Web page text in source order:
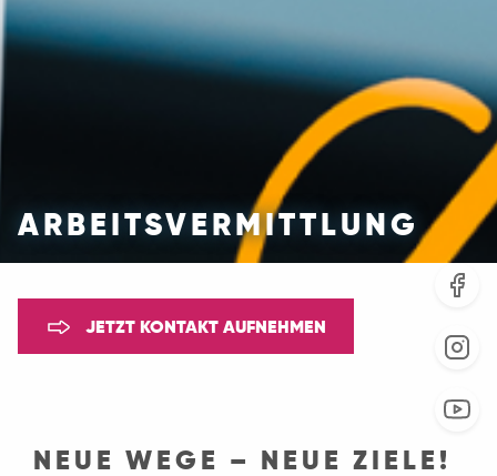
ARBEITSVERMITTLUNG
JETZT KONTAKT AUFNEHMEN
NEUE WEGE – NEUE ZIELE!